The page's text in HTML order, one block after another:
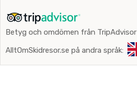
Betyg och omdömen från TripAdvisor
AlltOmSkidresor.se på andra språk: